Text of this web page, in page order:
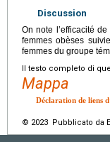
Discussion
On note l’efficacité
femmes obèses
femmes du groupe
Il testo completo di
Mappa
Déclaration de liens
© 2023 Pubblicato da